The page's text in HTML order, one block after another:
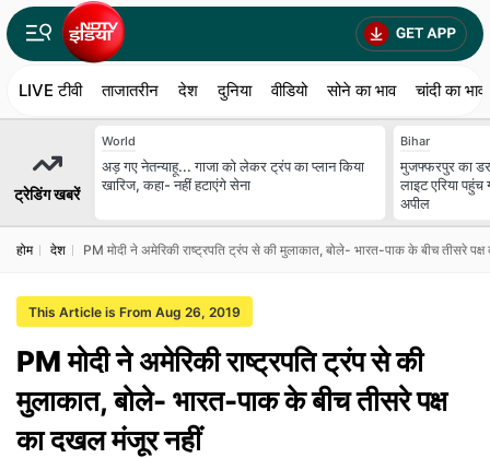
LIVE टीवी ताजातरीन देश दुनिया वीडियो सोने का भाव चांदी का भाव
ट्रेडिंग खबरें
World
अड़ गए नेतन्याहू... गाजा को लेकर ट्रंप का प्लान किया
खारिज, कहा- नहीं हटाएंगे सेना
Bihar
मुजफ्फरपुर का
लाइट एरिया
अपील
होम देश PM मोदी ने अमेरिकी राष्ट्रपति ट्रंप से की मुलाकात, बोले- भारत-पाक के बीच तीसरे
This Article is From Aug 26, 2019
PM मोदी ने अमेरिकी राष्ट्रपति ट्रंप से की
मुलाकात, बोले- भारत-पाक के बीच तीसरे पक्ष
का दखल मंजूर नहीं